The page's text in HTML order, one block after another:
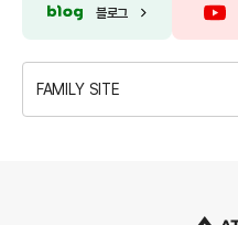
블로그
FAMILY SITE